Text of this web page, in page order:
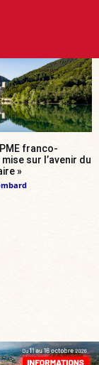
franco-
sur l’avenir du
»